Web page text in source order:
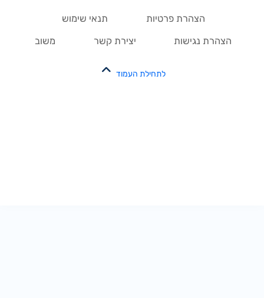
הצהרת פרטיות תנאי שימוש
הצהרת נגישות יצירת קשר משוב
לתחילת העמוד